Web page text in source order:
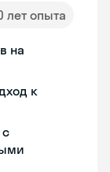
лет опыта
на
к